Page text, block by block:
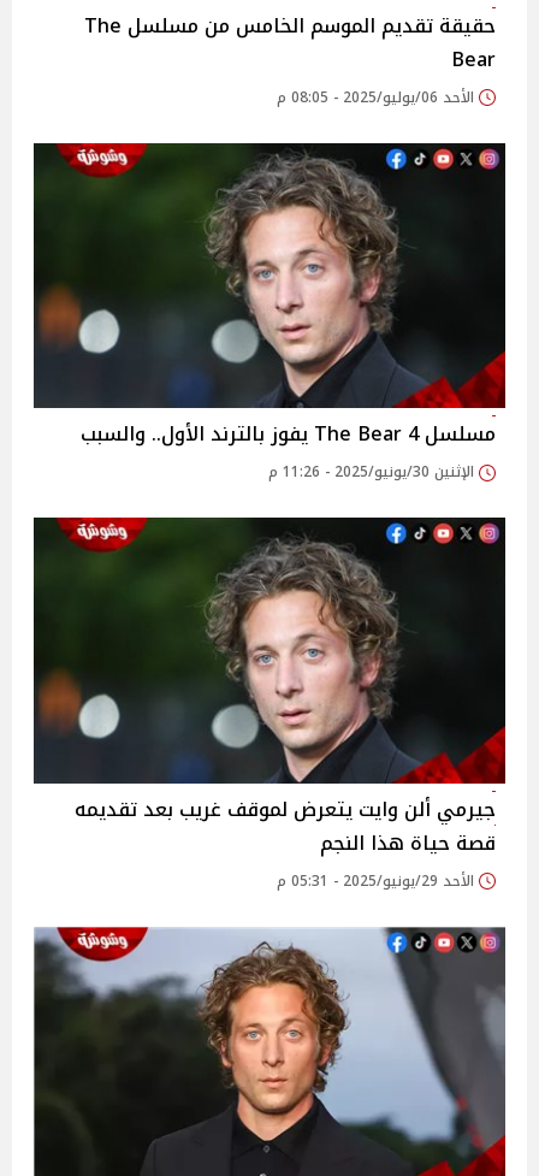
حقيقة تقديم الموسم الخامس من مسلسل The
Bear
الأحد 06/يوليو/2025 - 08:05 م
مسلسل 4 The Bear يفوز بالترند الأول.. والسبب
الإثنين 30/يونيو/2025 - 11:26 م
جيرمي ألن وايت يتعرض لموقف غريب بعد تقديمه
قصة حياة هذا النجم
الأحد 29/يونيو/2025 - 05:31 م